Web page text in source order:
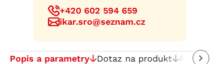
+420 602 594 659
ikar.sro@seznam.cz
Popis a parametry Dotaz na produkt Recenze